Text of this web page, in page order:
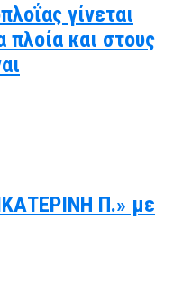
γίνεται
και στους
Π.» με